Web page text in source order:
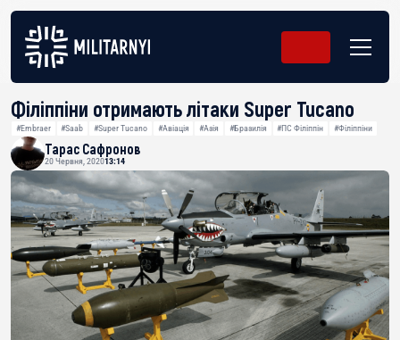
Філіппіни отримають літаки Super Tucano
#Embraer #Saab #Super Tucano #Авіація #Азія #Бразилія #ПС Філіппін #Філіппіни
Тарас Сафронов
20 Червня, 202013:14